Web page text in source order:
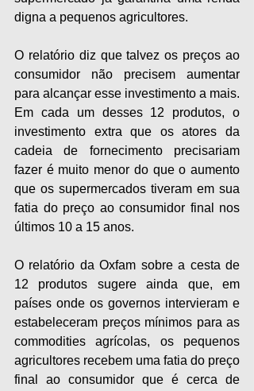
digna a pequenos agricultores.
O relatório diz que talvez os preços ao
consumidor não precisem aumentar
para alcançar esse investimento a mais.
Em cada um desses 12 produtos, o
investimento extra que os atores da
cadeia de fornecimento precisariam
fazer é muito menor do que o aumento
que os supermercados tiveram em sua
fatia do preço ao consumidor final nos
últimos 10 a 15 anos.
O relatório da Oxfam sobre a cesta de
12 produtos sugere ainda que, em
países onde os governos intervieram e
estabeleceram preços mínimos para as
commodities agrícolas, os pequenos
agricultores recebem uma fatia do preço
final ao consumidor que é cerca de